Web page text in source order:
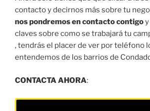
contacto y decirnos más sobre tu
nos pondremos en contacto contigo
claves sobre como se trabajará tu
, tendrás el placer de ver por teléfono
entendemos de los barrios de
CONTACTA AHORA: